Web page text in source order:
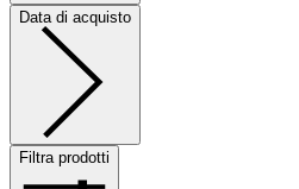
Data di acquisto
Filtra prodotti